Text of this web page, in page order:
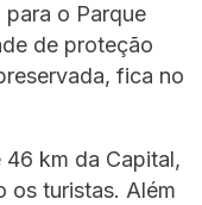
o Parque
de proteção
fica no
46 km da Capital,
os turistas. Além